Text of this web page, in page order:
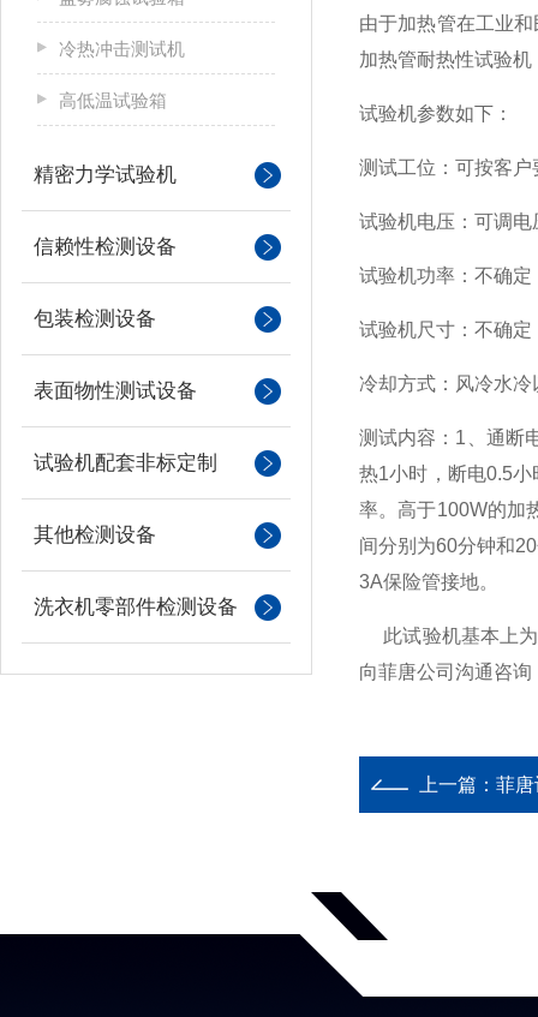
冷热冲击测试机
高低温试验箱
精密力学试验机
信赖性检测设备
包装检测设备
表面物性测试设备
试验机配套非标定制
其他检测设备
洗衣机零部件检测设备
由于加热管在工业
加热管耐热性试验
试验机参数如下：
测试工位：可按客户
试验机电压：可调
试验机功率：不确
试验机尺寸：不确
冷却方式：风冷水
测试内容：1、通断
热1小时，断电0.5
率。高于100W的加
间分别为60分钟和
3A保险管接地。
此试验机基本上为
向菲唐公司沟通咨询
上一篇： 菲